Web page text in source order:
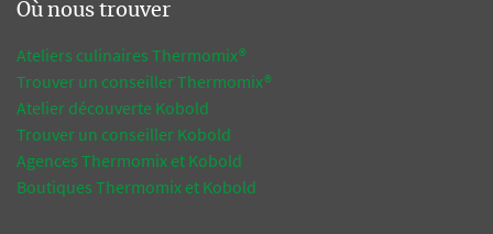
Où nous trouver
Ateliers culinaires Thermomix®
Trouver un conseiller Thermomix®
Atelier découverte Kobold
Trouver un conseiller Kobold
Agences Thermomix et Kobold
Boutiques Thermomix et Kobold